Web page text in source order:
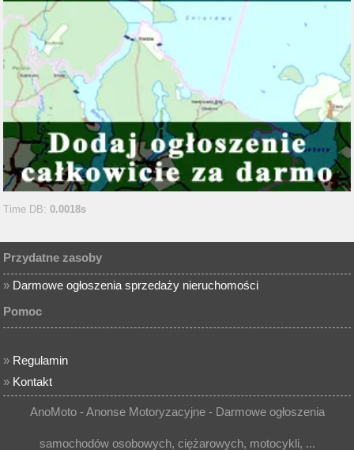
Time DB:0.0018s
Przydatne zasoby
» Darmowe ogłoszenia sprzedaży nieruchomości
Pomoc
» Regulamin
» Kontakt
AnoMoto - Anonse Motoryzacyjne - Darmowe ogłoszenia
samochodów osobowych, ciężarowych, motocykli, ...